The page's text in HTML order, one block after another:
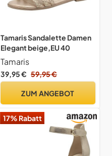
Tamaris Sandalette Damen
Elegant beige,EU 40
Tamaris
39,95 € 59,95 €
ZUM ANGEBOT
17% Rabatt